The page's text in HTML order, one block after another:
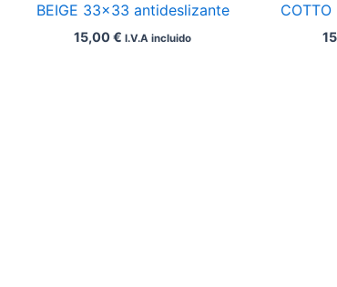
BEIGE 33×33 antideslizante
15,00€ I.V.A incluido